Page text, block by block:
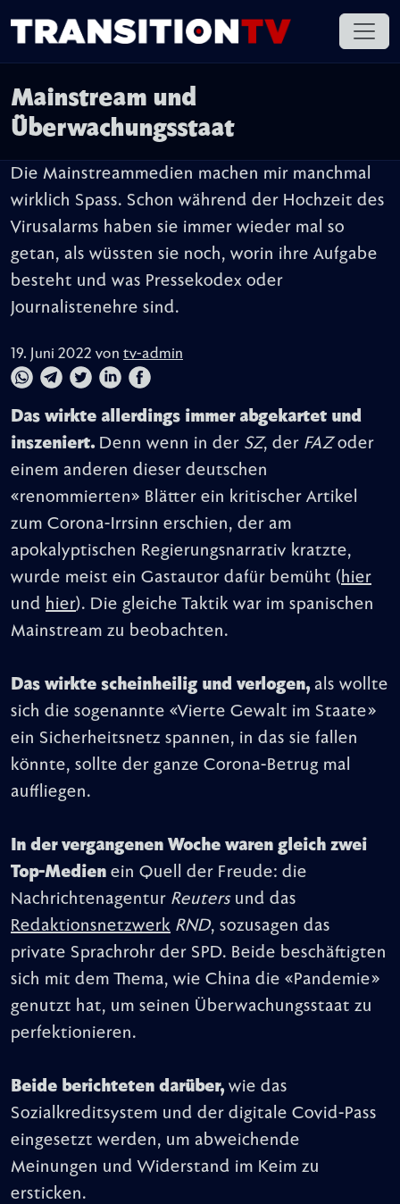
Mainstream und
Überwachungsstaat
Die Mainstreammedien machen mir manchmal
wirklich Spass. Schon während der Hochzeit des
Virusalarms haben sie immer wieder mal so
getan, als wüssten sie noch, worin ihre Aufgabe
besteht und was Pressekodex oder
Journalistenehre sind.
19. Juni 2022 von tv-admin
Das wirkte allerdings immer abgekartet und
inszeniert.Denn wenn in der SZ, der FAZoder
einem anderen dieser deutschen
«renommierten» Blätter ein kritischer Artikel
zum Corona-Irrsinn erschien, der am
apokalyptischen Regierungsnarrativ kratzte,
wurde meist ein Gastautor dafür bemüht ( hier
und hier). Die gleiche Taktik war im spanischen
Mainstream zu beobachten.
Das wirkte scheinheilig und verlogen,als wollte
sich die sogenannte «Vierte Gewalt im Staate»
ein Sicherheitsnetz spannen, in das sie fallen
könnte, sollte der ganze Corona-Betrug mal
auffliegen.
In der vergangenen Woche waren gleich zwei
Top-Medien ein Quell der Freude: die
Nachrichtenagentur Reutersund das
Redaktionsnetzwerk RND, sozusagen das
private Sprachrohr der SPD. Beide beschäftigten
sich mit dem Thema, wie China die «Pandemie»
genutzt hat, um seinen Überwachungsstaat zu
perfektionieren.
Beide berichteten darüber,wie das
Sozialkreditsystem und der digitale Covid-Pass
eingesetzt werden, um abweichende
Meinungen und Widerstand im Keim zu
ersticken.